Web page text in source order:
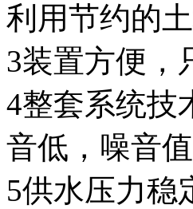
利用节约的
3装置方便，
4整套系统技
音低，噪音值
5供水压力稳